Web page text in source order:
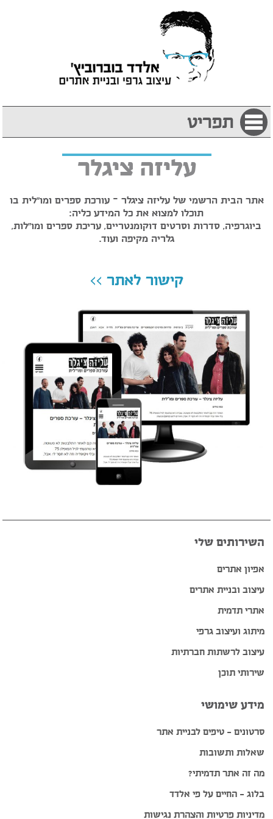
תפריט
עליזה ציגלר
אתר הבית הרשמי של עליזה ציגלר - עורכת ספרים ומו"לית בו
תוכלו למצוא את כל המידע כליה:
ביוגרפיה, סדרות וסרטים דוקומנטריים, עריכת ספרים ומו"לות,
גלריה מקיפה ועוד.
קישור לאתר >>
השירותים שלי
אפיון אתרים
עיצוב ובניית אתרים
אתרי תדמית
מיתוג ועיצוב גרפי
עיצוב לרשתות חברתיות
שירותי תוכן
מידע שימושי
סרטונים – טיפים לבניית אתר
שאלות ותשובות
מה זה אתר תדמיתי?
בלוג – החיים על פי אלדד
מדיניות פרטיות והצהרת נגישות